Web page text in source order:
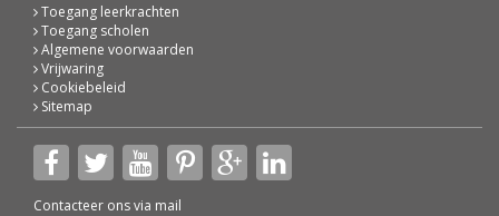
Toegang leerkrachten
Toegang scholen
Algemene voorwaarden
Vrijwaring
Cookiebeleid
Sitemap
Contacteer ons via mail